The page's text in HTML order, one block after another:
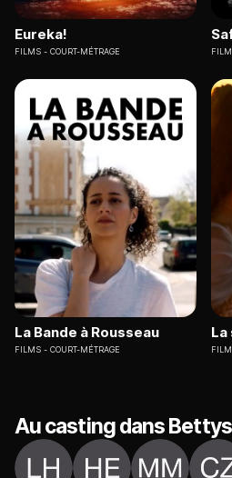
Eureka!
FILMS COURT-MÉTRAGE
La Bande à Rousseau
FILMS COURT-MÉTRAGE
La
Au casting dans Bettys